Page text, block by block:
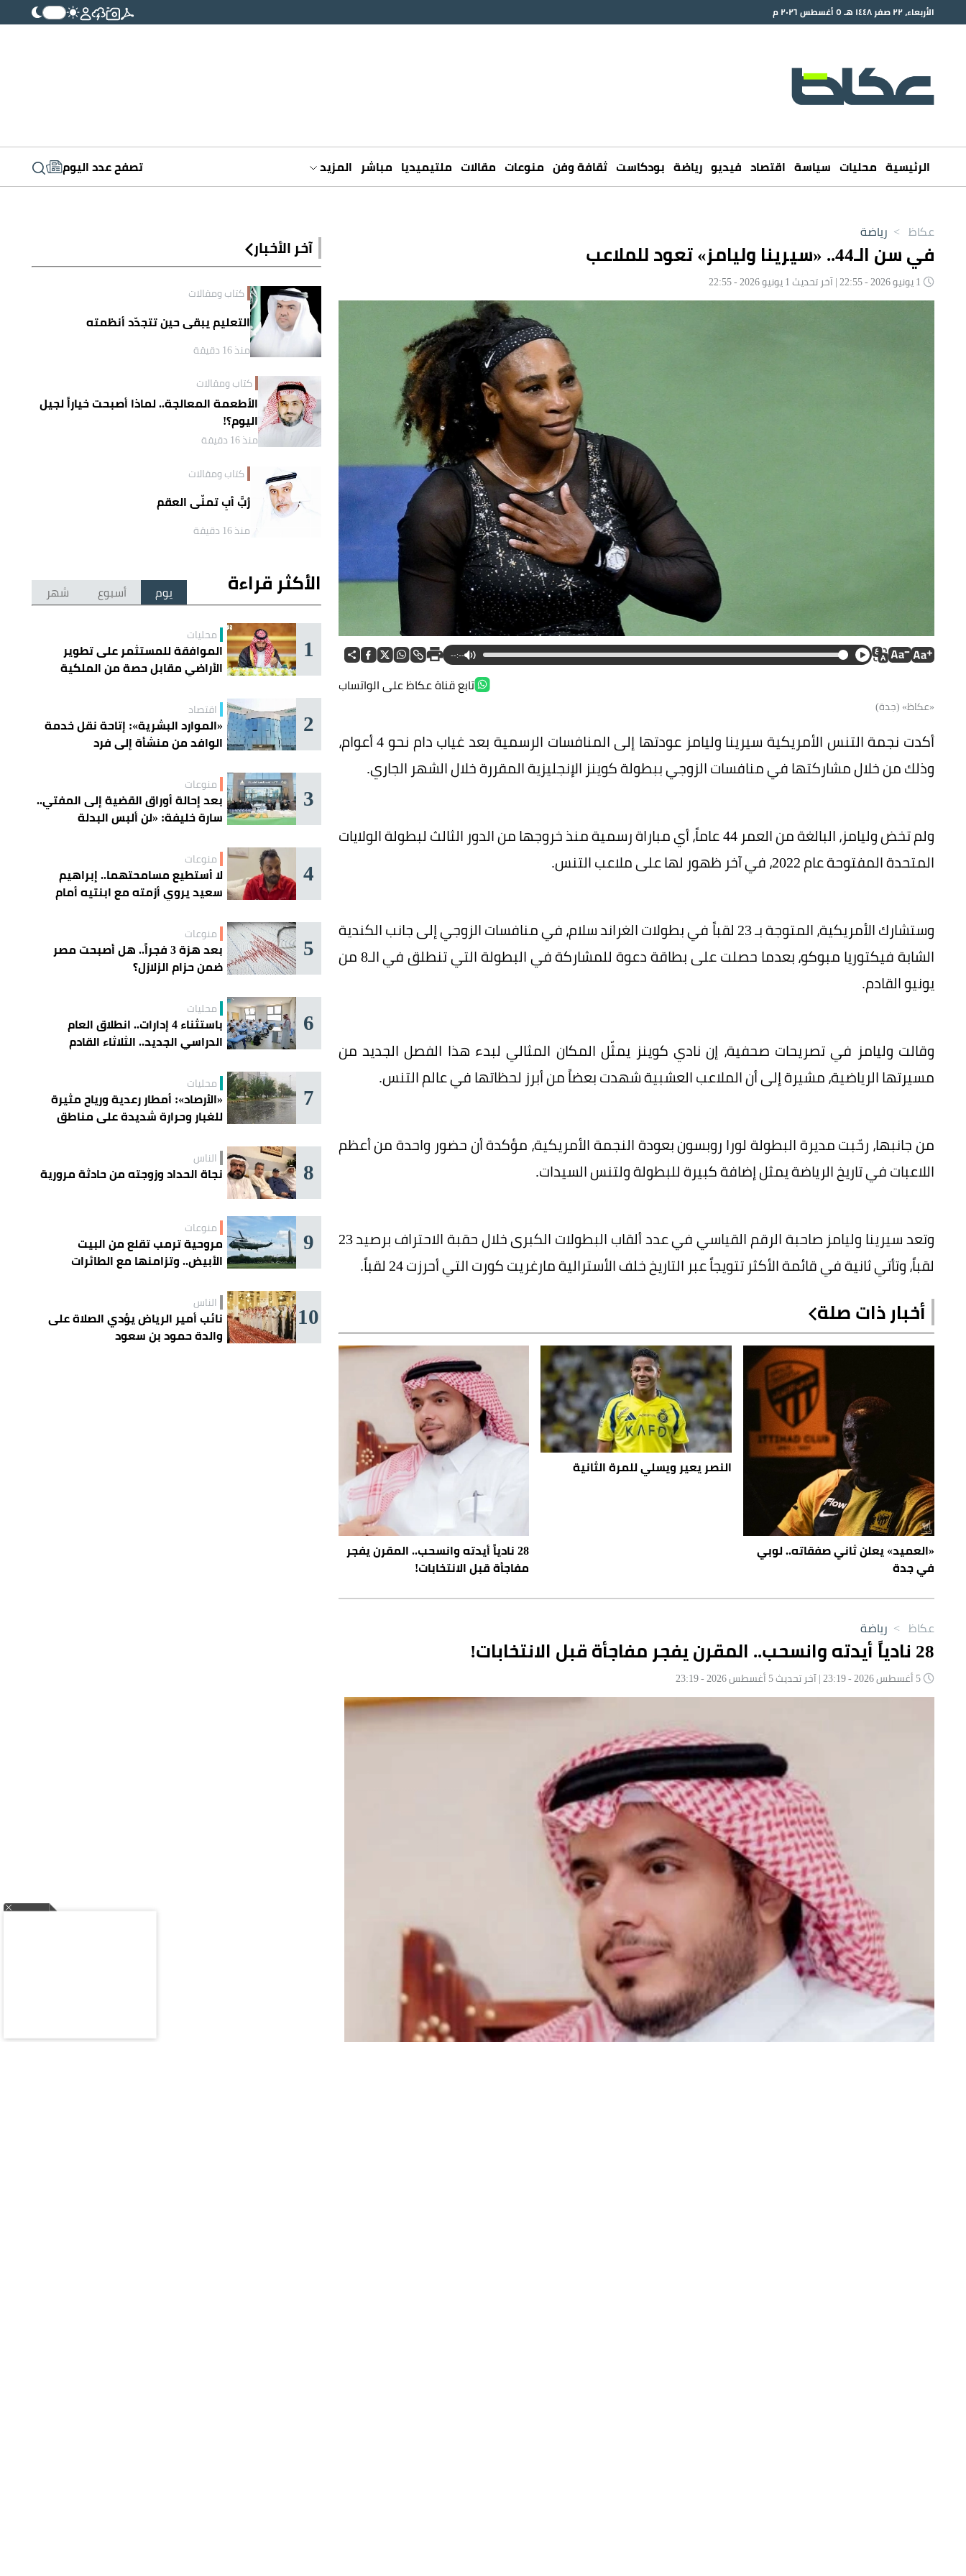
الأربعاء، ٢٢ صفر ١٤٤٨ هـ ٥ أغسطس ٢٠٢٦ م
الرئيسية محليات سياسة اقتصاد فيديو رياضة بودكاست ثقافة وفن منوعات مقالات ملتيميديا مباشر المزيد تصفح عدد اليوم
عكاظ > رياضة
في سن الـ44.. «سيرينا وليامز» تعود للملاعب
--:--
تابع قناة عكاظ على الواتساب
«عكاظ» (جدة)
أكدت نجمة التنس الأمريكية سيرينا وليامز عودتها إلى المنافسات الرسمية بعد غياب دام نحو 4 أعوام،
وذلك من خلال مشاركتها في منافسات الزوجي ببطولة كوينز الإنجليزية المقررة خلال الشهر الجاري.
ولم تخض وليامز، البالغة من العمر 44 عاماً، أي مباراة رسمية منذ خروجها من الدور الثالث لبطولة الولايات
المتحدة المفتوحة عام 2022، في آخر ظهور لها على ملاعب التنس.
وستشارك الأمريكية، المتوجة بـ 23 لقباً في بطولات الغراند سلام، في منافسات الزوجي إلى جانب الكندية
الشابة فيكتوريا مبوكو، بعدما حصلت على بطاقة دعوة للمشاركة في البطولة التي تنطلق في الـ8 من
يونيو القادم.
وقالت وليامز في تصريحات صحفية، إن نادي كوينز يمثّل المكان المثالي لبدء هذا الفصل الجديد من
مسيرتها الرياضية، مشيرة إلى أن الملاعب العشبية شهدت بعضاً من أبرز لحظاتها في عالم التنس.
من جانبها، رحّبت مديرة البطولة لورا روبسون بعودة النجمة الأمريكية، مؤكدة أن حضور واحدة من أعظم
اللاعبات في تاريخ الرياضة يمثل إضافة كبيرة للبطولة ولتنس السيدات.
وتعد سيرينا وليامز صاحبة الرقم القياسي في عدد ألقاب البطولات الكبرى خلال حقبة الاحتراف برصيد 23
لقباً، وتأتي ثانية في قائمة الأكثر تتويجاً عبر التاريخ خلف الأسترالية مارغريت كورت التي أحرزت 24 لقباً.
أخبار ذات صلة
«العميد» يعلن ثاني صفقاته.. لوبي
في جدة
النصر يعير ويسلي للمرة الثانية
28 نادياً أيدته وانسحب.. المقرن يفجر
مفاجأة قبل الانتخابات!
آخر الأخبار
كتاب ومقالات
التعليم يبقى حين تتجدّد أنظمته
منذ 16 دقيقة
كتاب ومقالات
الأطعمة المعالجة.. لماذا أصبحت خياراً لجيل
اليوم؟!
منذ 16 دقيقة
كتاب ومقالات
رُبَّ أبٍ تمنّى العقم
منذ 16 دقيقة
الأكثر قراءة يوم أسبوع شهر
1 محليات
الموافقة للمستثمر على تطوير
الأراضي مقابل حصة من الملكية
2 اقتصاد
«الموارد البشرية»: إتاحة نقل خدمة
الوافد من منشأة إلى فرد
3 منوعات
بعد إحالة أوراق القضية إلى المفتي..
سارة خليفة: «لن ألبس البدلة
4 منوعات
لا أستطيع مسامحتهما.. إبراهيم
سعيد يروي أزمته مع ابنتيه أمام
5 منوعات
بعد هزة 3 فجراً.. هل أصبحت مصر
ضمن حزام الزلازل؟
6 محليات
باستثناء 4 إدارات.. انطلاق العام
الدراسي الجديد.. الثلاثاء القادم
7 محليات
«الأرصاد»: أمطار رعدية ورياح مثيرة
للغبار وحرارة شديدة على مناطق
8 الناس
نجاة الحداد وزوجته من حادثة مرورية
9 منوعات
مروحية ترمب تقلع من البيت
الأبيض.. وتزامنها مع الطائرات
10 الناس
نائب أمير الرياض يؤدي الصلاة على
والدة حمود بن سعود
عكاظ > رياضة
28 نادياً أيدته وانسحب.. المقرن يفجر مفاجأة قبل الانتخابات!